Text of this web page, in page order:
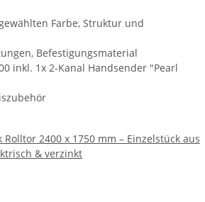
Farbe, Struktur und
Befestigungsmaterial
inkl. 1x 2-Kanal Handsender "Pearl
2400 x 1750 mm – Einzelstück aus
& verzinkt